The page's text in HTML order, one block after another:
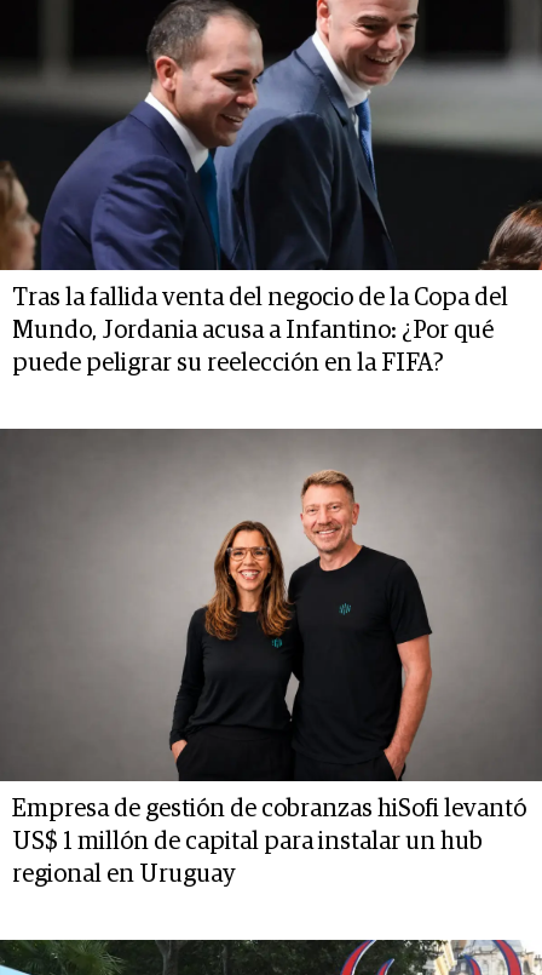
Tras la fallida venta del negocio de la Copa del
Mundo, Jordania acusa a Infantino: ¿Por qué
puede peligrar su reelección en la FIFA?
Empresa de gestión de cobranzas hiSofi levantó
US$ 1 millón de capital para instalar un hub
regional en Uruguay